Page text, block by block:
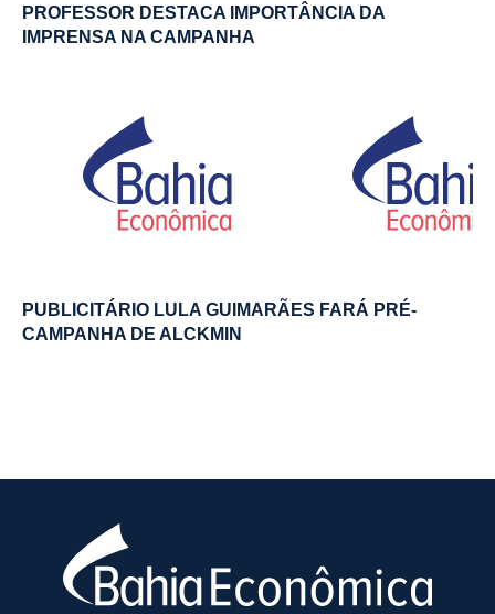
PROFESSOR DESTACA IMPORTÂNCIA DA
IMPRENSA NA CAMPANHA
PUBLICITÁRIO LULA GUIMARÃES FARÁ PRÉ-
CAMPANHA DE ALCKMIN